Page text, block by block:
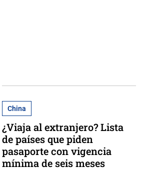
China
¿Viaja al extranjero? Lista
de países que piden
pasaporte con vigencia
mínima de seis meses